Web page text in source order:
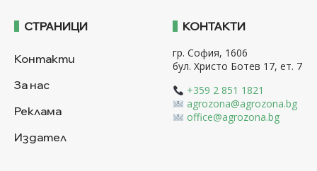
СТРАНИЦИ
Контакти
За нас
Реклама
Издател
КОНТАКТИ
гр. София, 1606
бул. Христо Ботев 17, ет. 7
+359 2 851 1821
agrozona@agrozona.bg
office@agrozona.bg